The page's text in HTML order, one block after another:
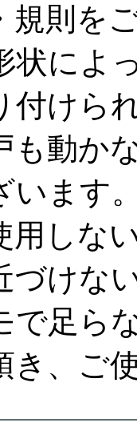
規則を
状によ
付けら
も動か
います
用しな
づけな
で足ら
き、ご